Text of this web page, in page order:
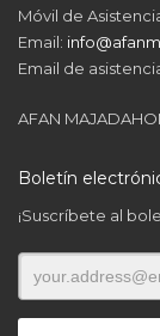
Móvil de
Email:
Email de
AFAN
Boletín
¡Suscríbete al